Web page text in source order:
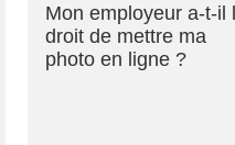
Mon employeur a-t-il
droit de mettre ma
photo en ligne ?